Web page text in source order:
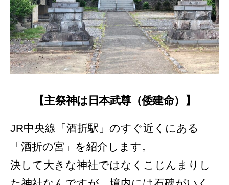
【主祭神は日本武尊（倭建命）】
JR中央線「酒折駅」のすぐ近くにある
「酒折の宮」を紹介します。
決して大きな神社ではなくこじんまりし